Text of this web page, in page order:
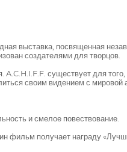
выставка, посвященная
создателями для творцов.
существует для
своим видением с мировой
и смелое повествование.
фильм получает награду